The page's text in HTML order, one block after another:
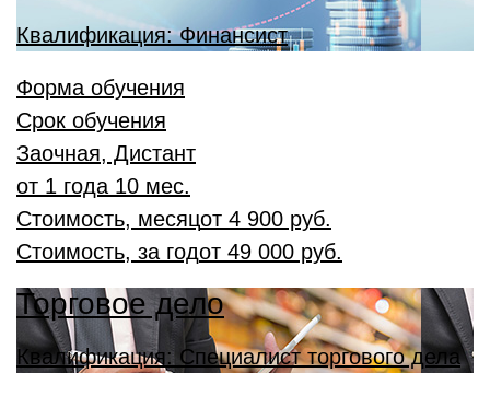
Квалификация: Финансист
Форма обучения
Срок обучения
Заочная, Дистант
от 1 года 10 мес.
Стоимость, месяцот 4 900 руб.
Стоимость, за годот 49 000 руб.
Торговое дело
Квалификация: Специалист торгового дела